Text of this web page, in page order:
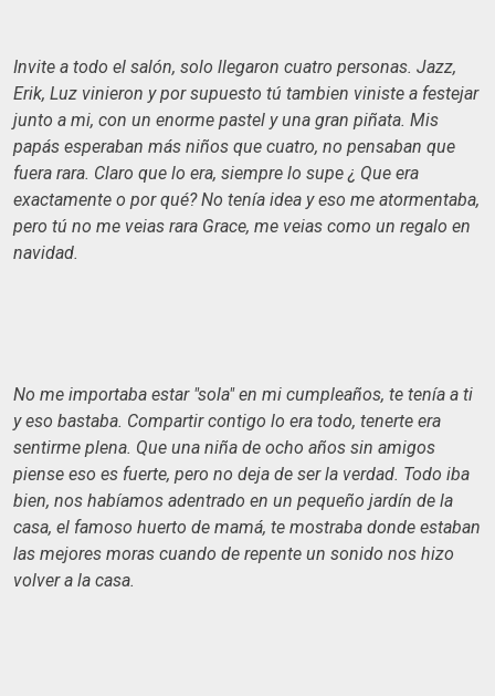
Invite a todo el salón, solo llegaron cuatro personas. Jazz,
Erik, Luz vinieron y por supuesto tú tambien viniste a festejar
junto a mi, con un enorme pastel y una gran piñata. Mis
papás esperaban más niños que cuatro, no pensaban que
fuera rara. Claro que lo era, siempre lo supe ¿ Que era
exactamente o por qué? No tenía idea y eso me atormentaba,
pero tú no me veias rara Grace, me veias como un regalo en
navidad.
No me importaba estar "sola" en mi cumpleaños, te tenía a ti
y eso bastaba. Compartir contigo lo era todo, tenerte era
sentirme plena. Que una niña de ocho años sin amigos
piense eso es fuerte, pero no deja de ser la verdad. Todo iba
bien, nos habíamos adentrado en un pequeño jardín de la
casa, el famoso huerto de mamá, te mostraba donde estaban
las mejores moras cuando de repente un sonido nos hizo
volver a la casa.